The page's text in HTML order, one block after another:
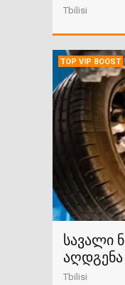
Tbilisi
TOP VIP BOOST
სავალი
აღდგენა
Tbilisi